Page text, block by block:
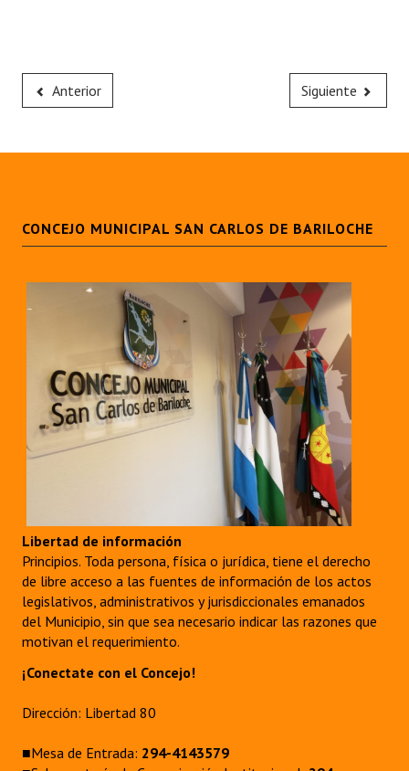
Anterior Siguiente
CONCEJO MUNICIPAL SAN CARLOS DE BARILOCHE
Libertad de información
Principios. Toda persona, física o jurídica, tiene el derecho
de libre acceso a las fuentes de información de los actos
legislativos, administrativos y jurisdiccionales emanados
del Municipio, sin que sea necesario indicar las razones que
motivan el requerimiento.
¡Conectate con el Concejo!
Dirección: Libertad 80
■Mesa de Entrada: 294-4143579